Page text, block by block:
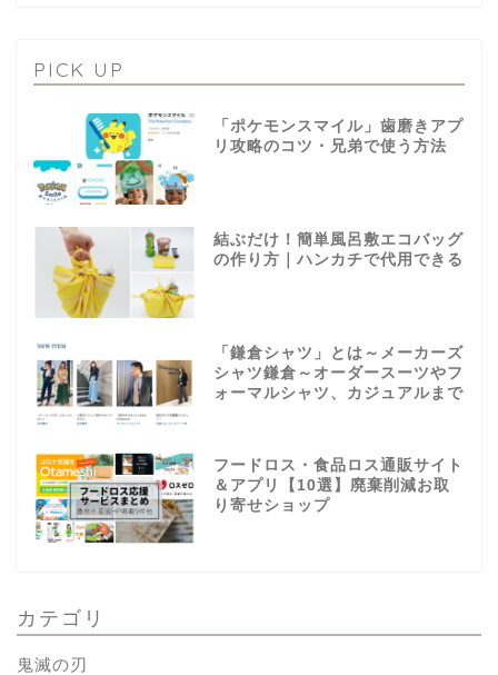
PICK UP
「ポケモンスマイル」歯磨きアプ
リ攻略のコツ・兄弟で使う方法
結ぶだけ！簡単風呂敷エコバッグ
の作り方｜ハンカチで代用できる
「鎌倉シャツ」とは～メーカーズ
シャツ鎌倉～オーダースーツやフ
ォーマルシャツ、カジュアルまで
フードロス・食品ロス通販サイト
＆アプリ【10選】廃棄削減お取
り寄せショップ
カテゴリ
鬼滅の刃